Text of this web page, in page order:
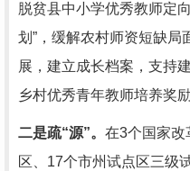
脱贫县中小学优秀教师定
划”，缓解农村师资短缺
展，建立成长档案，支持
乡村优秀青年教师培养奖励
二是疏“源”。 在3个国家改
区、17个市州试点区三级